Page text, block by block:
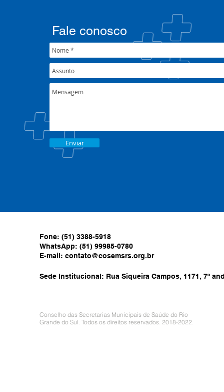
crise climática
CIB/RS
Enviar
Fale conosco
Fone: (51) 3388-5918
WhatsApp: (51) 99985-0780
E-mail: contato@cosemsrs.org.br
Sede Institucional: Rua Siqueira Campos, 1171, 7º
Conselho das Secretarias Municipais de Saúde do Rio
Grande do Sul. Todos os direitos reservados. 2018-2022.